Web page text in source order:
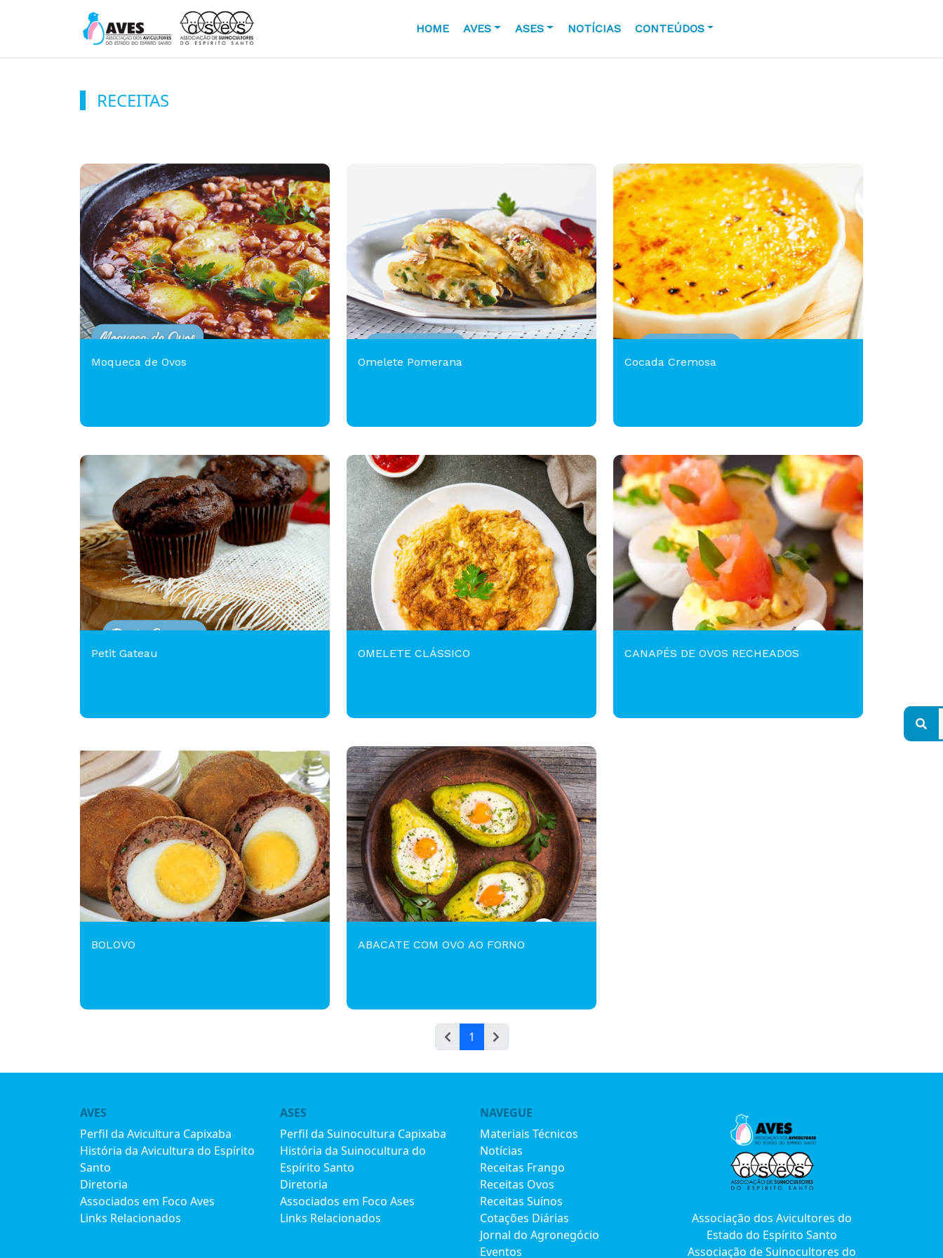
HOME AVES ASES NOTÍCIAS CONTEÚDOS
RECEITAS
Moqueca de Ovos Omelete Pomerana Cocada Cremosa
Petit Gateau OMELETE CLÁSSICO CANAPÉS DE OVOS RECHEADOS
BOLOVO ABACATE COM OVO AO FORNO
1
AVES
Perfil da Avicultura Capixaba
História da Avicultura do Espírito
Santo
Diretoria
Associados em Foco Aves
Links Relacionados
ASES
Perfil da Suinocultura Capixaba
História da Suinocultura do
Espírito Santo
Diretoria
Associados em Foco Ases
Links Relacionados
NAVEGUE
Materiais Técnicos
Notícias
Receitas Frango
Receitas Ovos
Receitas Suínos
Cotações Diárias
Jornal do Agronegócio
Eventos
Associação dos Avicultores do
Estado do Espírito Santo
Associação de Suinocultores do